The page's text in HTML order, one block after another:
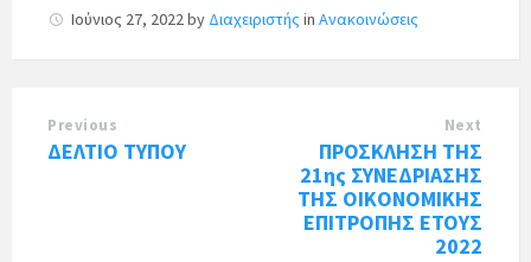
Ιούνιος 27, 2022by Διαχειριστής in Ανακοινώσεις
Previous
ΔΕΛΤΙΟ ΤΥΠΟΥ
Next
ΠΡΟΣΚΛΗΣΗ ΤΗΣ
21ης ΣΥΝΕΔΡΙΑΣΗΣ
ΤΗΣ ΟΙΚΟΝΟΜΙΚΗΣ
ΕΠΙΤΡΟΠΗΣ ΕΤΟΥΣ
2022